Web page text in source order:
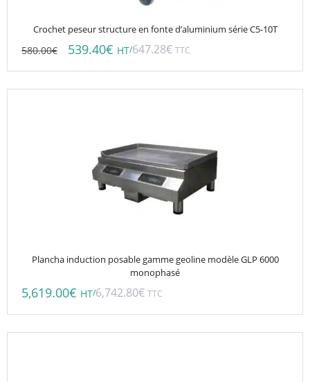
Crochet peseur structure en fonte d’aluminium série C5-10T
580.00€ 539.40€ HT/647.28€ TTC
Plancha induction posable gamme geoline modèle GLP 6000
monophasé
5,619.00€ HT/6,742.80€ TTC